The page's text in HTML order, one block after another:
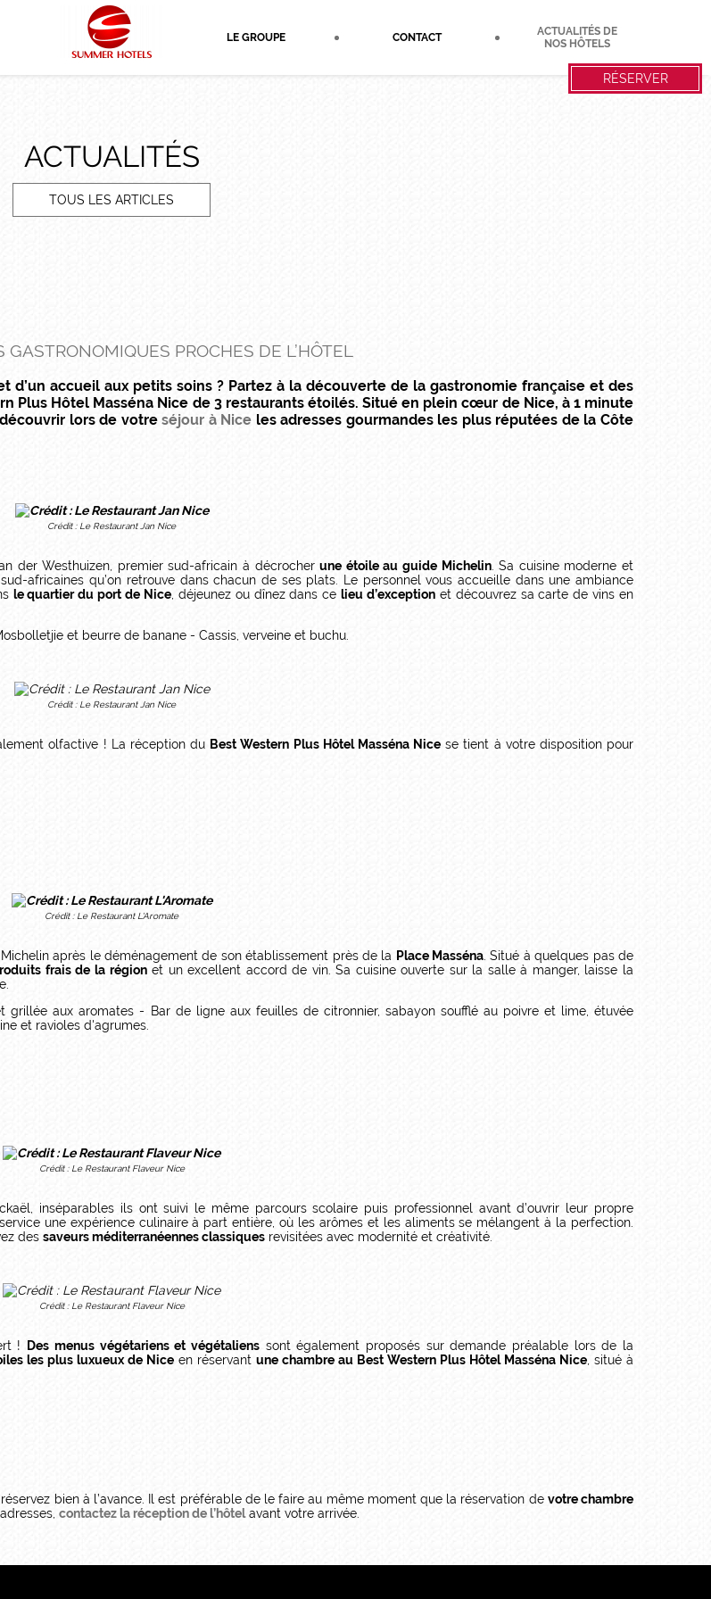
LE GROUPE CONTACT
ACTUALITÉS DE
NOS HÔTELS
RÉSERVER
ACTUALITÉS
TOUS LES ARTICLES
GASTRONOMIQUES PROCHES DE L’HÔTEL
d’un accueil aux petits soins ? Partez à la découverte de la gastronomie française et des
Plus Hôtel Masséna Nice de 3 restaurants étoilés. Situé en plein cœur de Nice, à 1 minute
lors de votreséjour à Nice les adresses gourmandes les plus réputées de la Côte
Crédit : Le Restaurant Jan Nice
der Westhuizen, premier sud-africain à décrocherune étoile au guide Michelin. Sa cuisine moderne et
africaines qu’on retrouve dans chacun de ses plats. Le personnel vous accueille dans une ambiance
le quartier du port de Nice, déjeunez ou dînez dans ce lieu d’exception et découvrez sa carte de vins en
et beurre de banane - Cassis, verveine et buchu.
Crédit : Le Restaurant Jan Nice
olfactive ! La réception du Best Western Plus Hôtel Masséna Nice se tient à votre disposition pour
Crédit : Le Restaurant L'Aromate
après le déménagement de son établissement près de la Place Masséna . Situé à quelques pas de
frais de la régionet un excellent accord de vin. Sa cuisine ouverte sur la salle à manger, laisse la
grillée aux aromates - Bar de ligne aux feuilles de citronnier, sabayon soufflé au poivre et lime, étuvée
et ravioles d'agrumes.
Crédit : Le Restaurant Flaveur Nice
inséparables ils ont suivi le même parcours scolaire puis professionnel avant d’ouvrir leur propre
une expérience culinaire à part entière, où les arômes et les aliments se mélangent à la perfection.
des saveurs méditerranéennes classiques revisitées avec modernité et créativité.
Crédit : Le Restaurant Flaveur Nice
! Des menus végétariens et végétalienssont également proposés sur demande préalable lors de la
les plus luxueux de Nice en réservant une chambre au Best Western Plus Hôtel Masséna Nice , situé à
bien à l’avance. Il est préférable de le faire au même moment que la réservation de votre chambre
contactez la réception de l’hôtelavant votre arrivée.